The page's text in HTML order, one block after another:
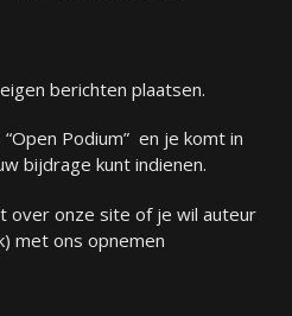
berichten plaatsen.
Podium” en je komt in
bijdrage kunt indienen.
over onze site of je wil auteur
met ons opnemen